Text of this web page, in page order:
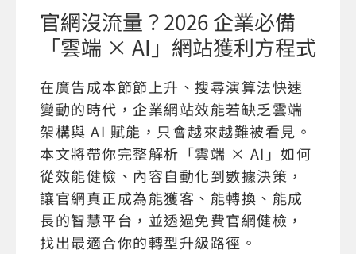
官網沒流量？2026 企業必備
「雲端 × AI」網站獲利方程式
在廣告成本節節上升、搜尋演算法快速
變動的時代，企業網站效能若缺乏雲端
架構與 AI 賦能，只會越來越難被看見。
本文將帶你完整解析「雲端 × AI」如何
從效能健檢、內容自動化到數據決策，
讓官網真正成為能獲客、能轉換、能成
長的智慧平台，並透過免費官網健檢，
找出最適合你的轉型升級路徑。